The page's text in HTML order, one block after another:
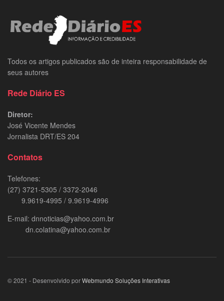
Todos os artigos publicados são de inteira responsabilidade de
seus autores
Rede Diário ES
Diretor:
José Vicente Mendes
Jornalista DRT/ES 204
Contatos
Telefones:
(27) 3721-5305 / 3372-2046
9.9619-4995 / 9.9619-4996
E-mail: dnnoticias@yahoo.com.br
dn.colatina@yahoo.com.br
© 2021 - Desenvolvido porWebmundo Soluções Interativas